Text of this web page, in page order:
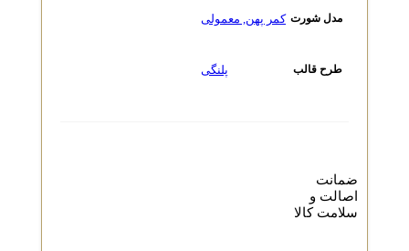
مدل شورت کمر پهن, معمولی
طرح قالب
ضمانت
اصالت و
سلامت کالا